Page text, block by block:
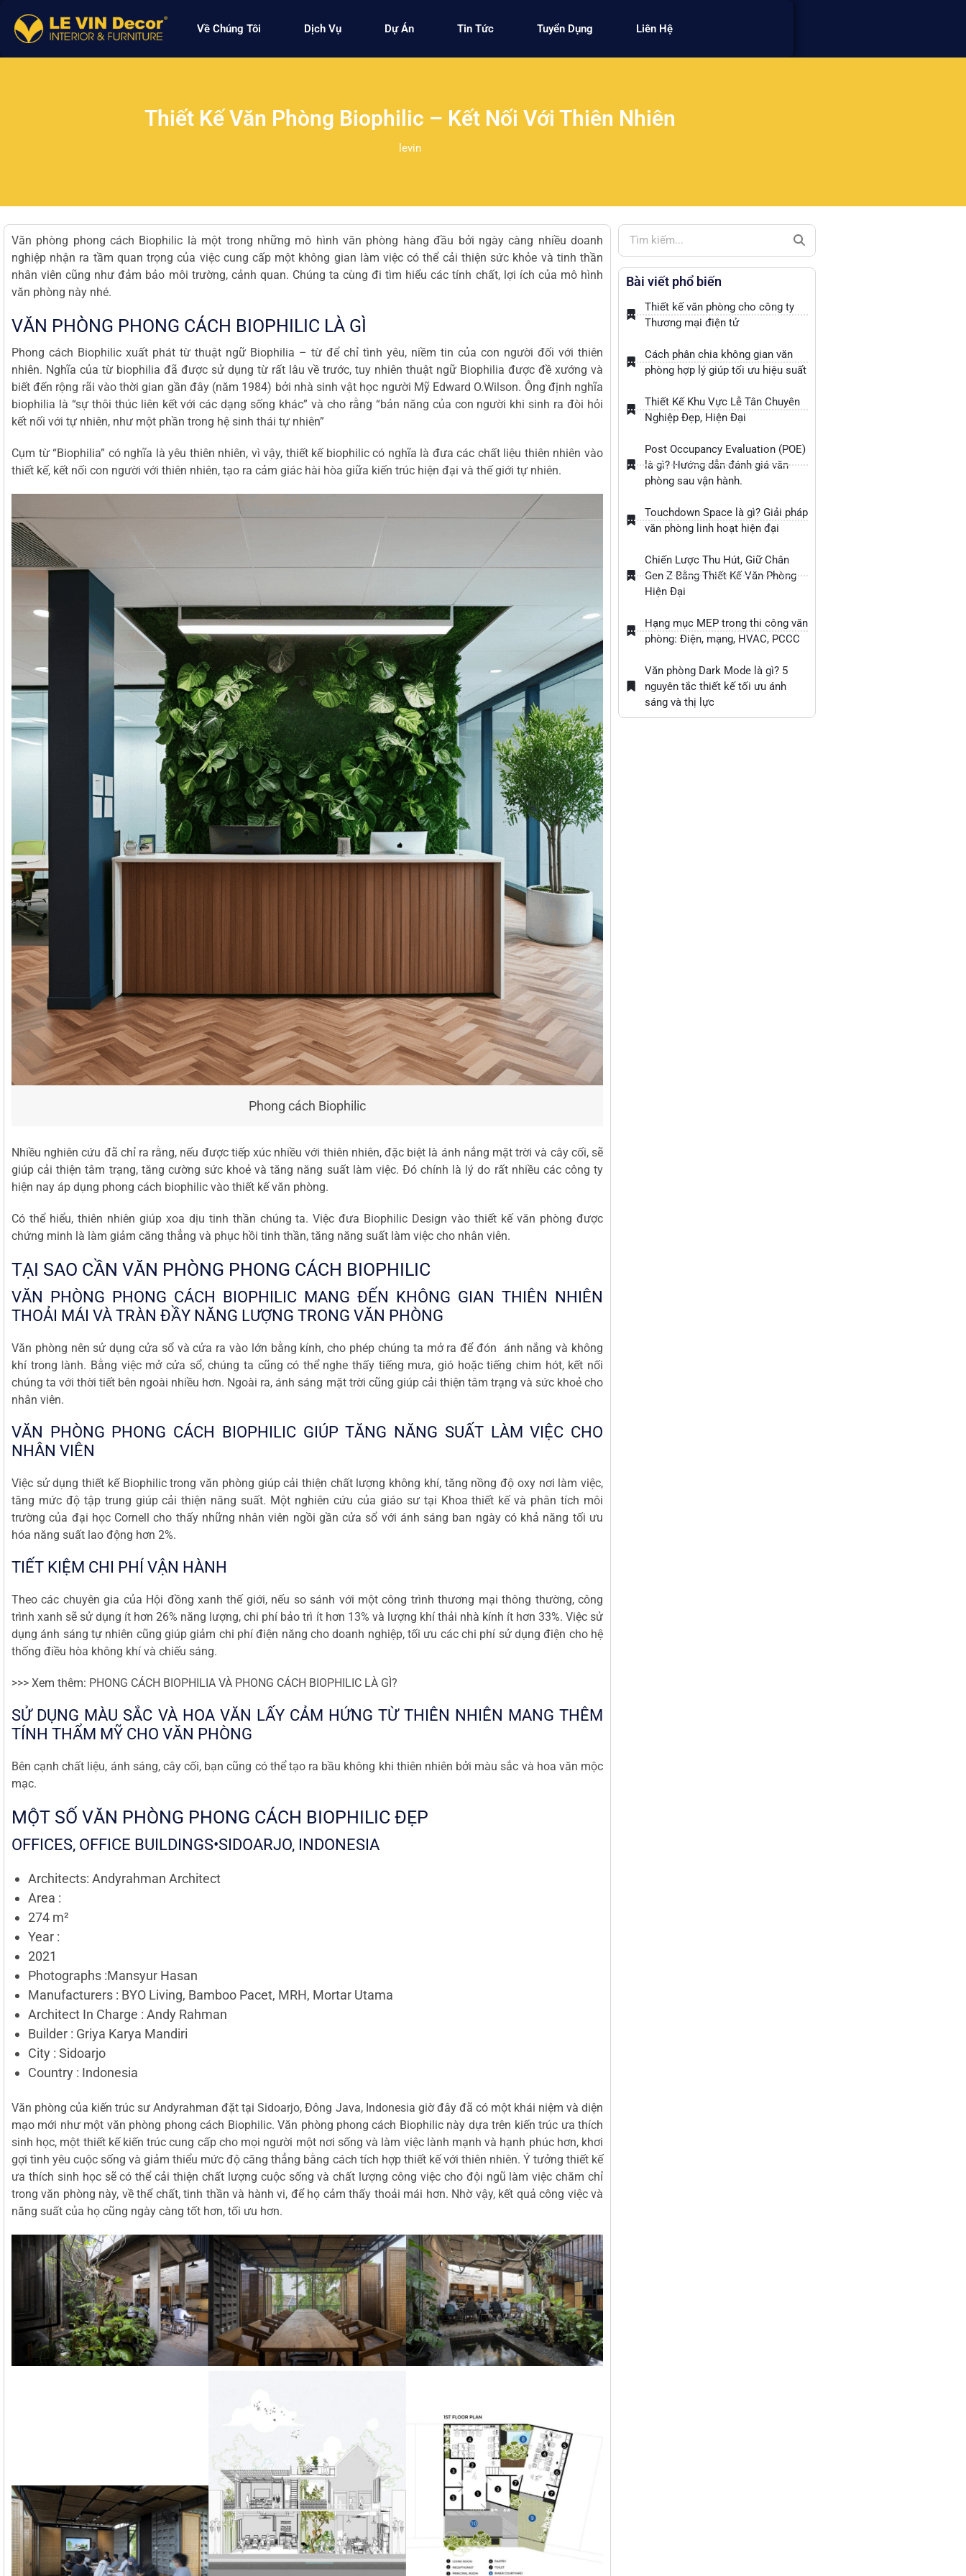
Về Chúng Tôi Dịch Vụ Dự Án Tin Tức Tuyển Dụng Liên Hệ
Thiết Kế Văn Phòng Biophilic – Kết Nối Với Thiên Nhiên
levin
Văn phòng phong cách Biophilic là một trong những mô hình văn phòng hàng đầu bởi ngày càng nhiều doanh
nghiệp nhận ra tầm quan trọng của việc cung cấp một không gian làm việc có thể cải thiện sức khỏe và tinh thần
nhân viên cũng như đảm bảo môi trường, cảnh quan. Chúng ta cùng đi tìm hiểu các tính chất, lợi ích của mô hình
văn phòng này nhé.
VĂN PHÒNG PHONG CÁCH BIOPHILIC LÀ GÌ
Phong cách Biophilic xuất phát từ thuật ngữ Biophilia – từ để chỉ tình yêu, niềm tin của con người đối với thiên
nhiên. Nghĩa của từ biophilia đã được sử dụng từ rất lâu về trước, tuy nhiên thuật ngữ Biophilia được đề xướng và
biết đến rộng rãi vào thời gian gần đây (năm 1984) bởi nhà sinh vật học người Mỹ Edward O.Wilson. Ông định nghĩa
biophilia là “sự thôi thúc liên kết với các dạng sống khác” và cho rằng “bản năng của con người khi sinh ra đòi hỏi
kết nối với tự nhiên, như một phần trong hệ sinh thái tự nhiên”
Cụm từ “Biophilia” có nghĩa là yêu thiên nhiên, vì vậy, thiết kế biophilic có nghĩa là đưa các chất liệu thiên nhiên vào
thiết kế, kết nối con người với thiên nhiên, tạo ra cảm giác hài hòa giữa kiến trúc hiện đại và thế giới tự nhiên.
Phong cách Biophilic
Nhiều nghiên cứu đã chỉ ra rằng, nếu được tiếp xúc nhiều với thiên nhiên, đặc biệt là ánh nắng mặt trời và cây cối, sẽ
giúp cải thiện tâm trạng, tăng cường sức khoẻ và tăng năng suất làm việc. Đó chính là lý do rất nhiều các công ty
hiện nay áp dụng phong cách biophilic vào thiết kế văn phòng.
Có thể hiểu, thiên nhiên giúp xoa dịu tinh thần chúng ta. Việc đưa Biophilic Design vào thiết kế văn phòng được
chứng minh là làm giảm căng thẳng và phục hồi tinh thần, tăng năng suất làm việc cho nhân viên.
TẠI SAO CẦN VĂN PHÒNG PHONG CÁCH BIOPHILIC
VĂN PHÒNG PHONG CÁCH BIOPHILIC MANG ĐẾN KHÔNG GIAN THIÊN NHIÊN
THOẢI MÁI VÀ TRÀN ĐẦY NĂNG LƯỢNG TRONG VĂN PHÒNG
Văn phòng nên sử dụng cửa sổ và cửa ra vào lớn bằng kính, cho phép chúng ta mở ra để đón ánh nắng và không
khí trong lành. Bằng việc mở cửa sổ, chúng ta cũng có thể nghe thấy tiếng mưa, gió hoặc tiếng chim hót, kết nối
chúng ta với thời tiết bên ngoài nhiều hơn. Ngoài ra, ánh sáng mặt trời cũng giúp cải thiện tâm trạng và sức khoẻ cho
nhân viên.
VĂN PHÒNG PHONG CÁCH BIOPHILIC GIÚP TĂNG NĂNG SUẤT LÀM VIỆC CHO
NHÂN VIÊN
Việc sử dụng thiết kế Biophilic trong văn phòng giúp cải thiện chất lượng không khí, tăng nồng độ oxy nơi làm việc,
tăng mức độ tập trung giúp cải thiện năng suất. Một nghiên cứu của giáo sư tại Khoa thiết kế và phân tích môi
trường của đại học Cornell cho thấy những nhân viên ngồi gần cửa sổ với ánh sáng ban ngày có khả năng tối ưu
hóa năng suất lao động hơn 2%.
TIẾT KIỆM CHI PHÍ VẬN HÀNH
Theo các chuyên gia của Hội đồng xanh thế giới, nếu so sánh với một công trình thương mại thông thường, công
trình xanh sẽ sử dụng ít hơn 26% năng lượng, chi phí bảo trì ít hơn 13% và lượng khí thải nhà kính ít hơn 33%. Việc sử
dụng ánh sáng tự nhiên cũng giúp giảm chi phí điện năng cho doanh nghiệp, tối ưu các chi phí sử dụng điện cho hệ
thống điều hòa không khí và chiếu sáng.
>>> Xem thêm: PHONG CÁCH BIOPHILIA VÀ PHONG CÁCH BIOPHILIC LÀ GÌ?
SỬ DỤNG MÀU SẮC VÀ HOA VĂN LẤY CẢM HỨNG TỪ THIÊN NHIÊN MANG THÊM
TÍNH THẨM MỸ CHO VĂN PHÒNG
Bên cạnh chất liệu, ánh sáng, cây cối, bạn cũng có thể tạo ra bầu không khi thiên nhiên bởi màu sắc và hoa văn mộc
mạc.
MỘT SỐ VĂN PHÒNG PHONG CÁCH BIOPHILIC ĐẸP
OFFICES, OFFICE BUILDINGS•SIDOARJO, INDONESIA
Architects: Andyrahman Architect
Area :
274 m²
Year :
2021
Photographs :Mansyur Hasan
Manufacturers : BYO Living, Bamboo Pacet, MRH, Mortar Utama
Architect In Charge : Andy Rahman
Builder : Griya Karya Mandiri
City : Sidoarjo
Country : Indonesia
Văn phòng của kiến trúc sư Andyrahman đặt tại Sidoarjo, Đông Java, Indonesia giờ đây đã có một khái niệm và diện
mạo mới như một văn phòng phong cách Biophilic. Văn phòng phong cách Biophilic này dựa trên kiến trúc ưa thích
sinh học, một thiết kế kiến trúc cung cấp cho mọi người một nơi sống và làm việc lành mạnh và hạnh phúc hơn, khơi
gợi tình yêu cuộc sống và giảm thiểu mức độ căng thẳng bằng cách tích hợp thiết kế với thiên nhiên. Ý tưởng thiết kế
ưa thích sinh học sẽ có thể cải thiện chất lượng cuộc sống và chất lượng công việc cho đội ngũ làm việc chăm chỉ
trong văn phòng này, về thể chất, tinh thần và hành vi, để họ cảm thấy thoải mái hơn. Nhờ vậy, kết quả công việc và
năng suất của họ cũng ngày càng tốt hơn, tối ưu hơn.
Bài viết phổ biến
Thiết kế văn phòng cho công ty
Thương mại điện tử
Cách phân chia không gian văn
phòng hợp lý giúp tối ưu hiệu suất
Thiết Kế Khu Vực Lễ Tân Chuyên
Nghiệp Đẹp, Hiện Đại
Post Occupancy Evaluation (POE)
là gì? Hướng dẫn đánh giá văn
phòng sau vận hành.
Touchdown Space là gì? Giải pháp
văn phòng linh hoạt hiện đại
Chiến Lược Thu Hút, Giữ Chân
Gen Z Bằng Thiết Kế Văn Phòng
Hiện Đại
Hạng mục MEP trong thi công văn
phòng: Điện, mạng, HVAC, PCCC
Văn phòng Dark Mode là gì? 5
nguyên tắc thiết kế tối ưu ánh
sáng và thị lực